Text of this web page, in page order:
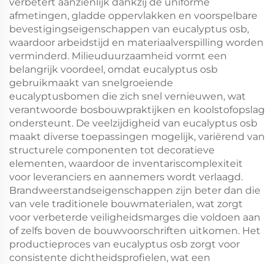
afmetingen, gladde oppervlakken en voorspelbare
bevestigingseigenschappen van eucalyptus osb,
waardoor arbeidstijd en materiaalverspilling worden
verminderd. Milieuduurzaamheid vormt een
belangrijk voordeel, omdat eucalyptus osb
gebruikmaakt van snelgroeiende
eucalyptusbomen die zich snel vernieuwen, wat
verantwoorde bosbouwpraktijken en koolstofopslag
ondersteunt. De veelzijdigheid van eucalyptus osb
maakt diverse toepassingen mogelijk, variërend van
structurele componenten tot decoratieve
elementen, waardoor de inventariscomplexiteit
voor leveranciers en aannemers wordt verlaagd.
Brandweerstandseigenschappen zijn beter dan die
van vele traditionele bouwmaterialen, wat zorgt
voor verbeterde veiligheidsmarges die voldoen aan
of zelfs boven de bouwvoorschriften uitkomen. Het
productieproces van eucalyptus osb zorgt voor
consistente dichtheidsprofielen, wat een